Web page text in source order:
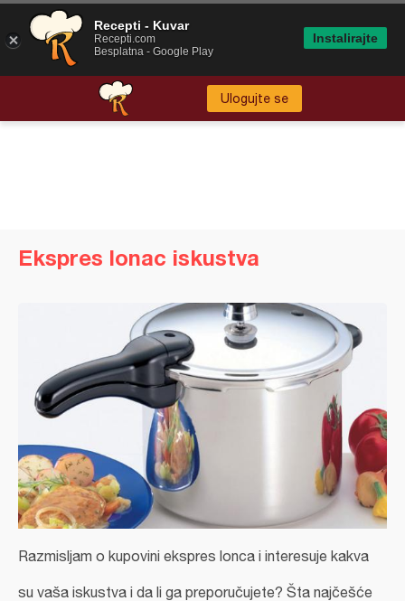
Ulogujte se
Ekspres lonac iskustva
Razmisljam o kupovini ekspres lonca i interesuje kakva
su vaša iskustva i da li ga preporučujete? Šta najčešće
Recepti - Kuvar
Recepti.com
Besplatna - Google Play
Instalirajte